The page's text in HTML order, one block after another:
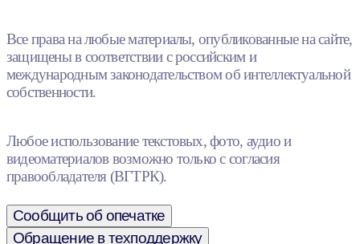
Все права на любые материалы, опубликованные на сайте,
защищены в соответствии с российским и
международным законодательством об интеллектуальной
собственности.
Любое использование текстовых, фото, аудио и
видеоматериалов возможно только с согласия
правообладателя (ВГТРК).
Сообщить об опечатке
Обращение в техподдержку